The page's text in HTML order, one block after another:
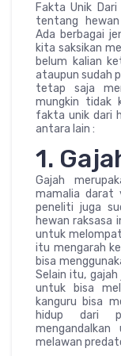
Fakta Unik
tentang
Ada berbagai
kita saksikan
belum kalian
ataupun sudah
tetap saja
mungkin tidak
fakta unik dari
antara lain :
1.
Gajah
mamalia darat
peneliti juga
hewan raksasa
untuk
itu mengarah
bisa
Selain itu,
untuk bisa
kanguru bisa
hidup dari
melawan